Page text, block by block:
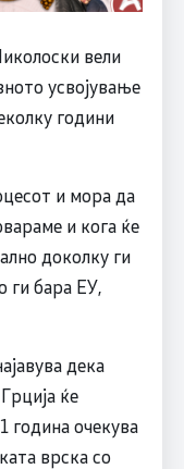
вели
усвојување
години
и мора да
и кога ќе
доколку ги
ги бара ЕУ,
дека
ќе
година очекува
врска со